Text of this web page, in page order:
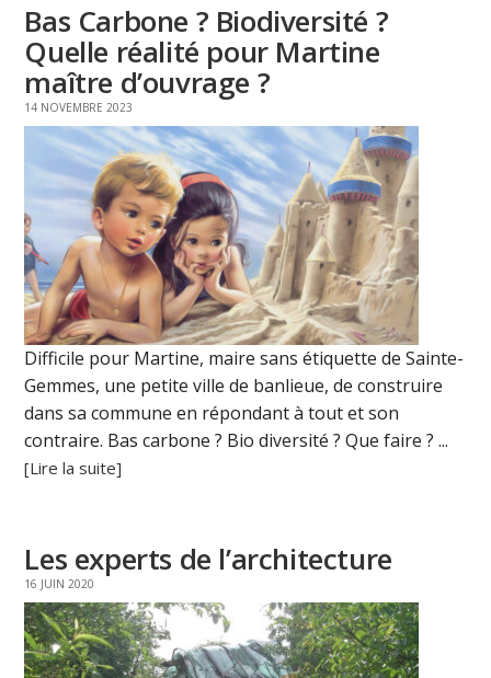
Bas Carbone ? Biodiversité ?
Quelle réalité pour Martine
maître d’ouvrage ?
14 NOVEMBRE 2023
Difficile pour Martine, maire sans étiquette de Sainte-
Gemmes, une petite ville de banlieue, de construire
dans sa commune en répondant à tout et son
contraire. Bas carbone ? Bio diversité ? Que faire ? ...
[Lire la suite]
Les experts de l’architecture
16 JUIN 2020